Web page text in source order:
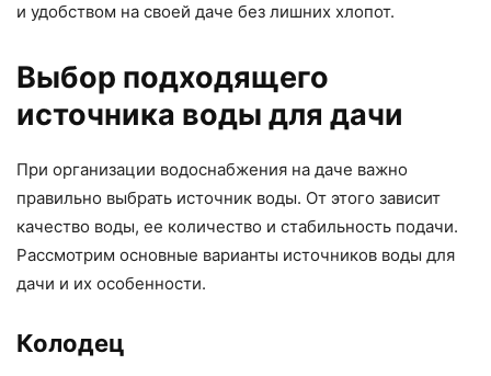
и удобством на своей даче без лишних хлопот.
Выбор подходящего
источника воды для дачи
При организации водоснабжения на даче важно
правильно выбрать источник воды. От этого зависит
качество воды, ее количество и стабильность подачи.
Рассмотрим основные варианты источников воды для
дачи и их особенности.
Колодец